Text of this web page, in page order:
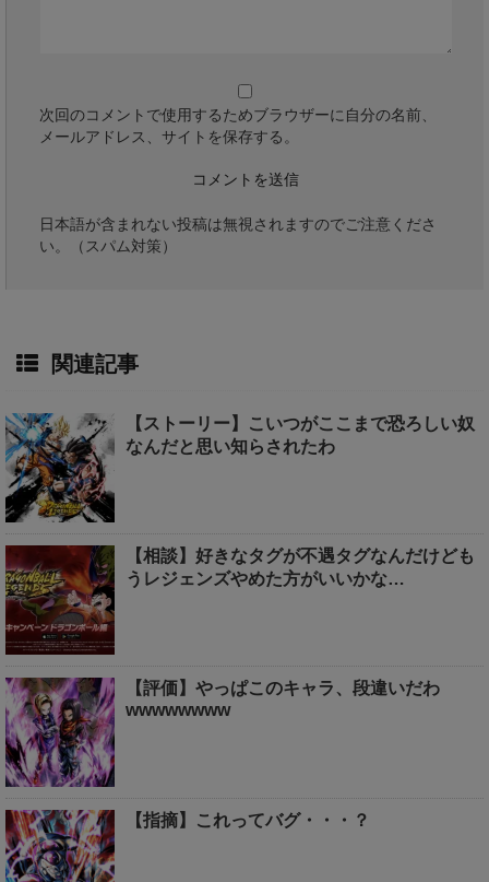
次回のコメントで使用するためブラウザーに自分の名前、
メールアドレス、サイトを保存する。
日本語が含まれない投稿は無視されますのでご注意くださ
い。（スパム対策）
関連記事
【ストーリー】こいつがここまで恐ろしい奴
なんだと思い知らされたわ
【相談】好きなタグが不遇タグなんだけども
うレジェンズやめた方がいいかな…
【評価】やっぱこのキャラ、段違いだわ
wwwwwwww
【指摘】これってバグ・・・？